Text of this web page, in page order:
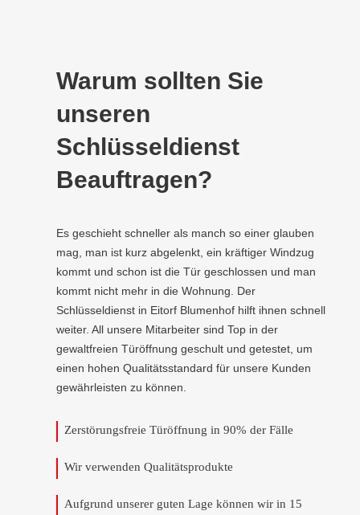
Warum sollten Sie
unseren
Schlüsseldienst
Beauftragen?
Es geschieht schneller als manch so einer glauben
mag, man ist kurz abgelenkt, ein kräftiger Windzug
kommt und schon ist die Tür geschlossen und man
kommt nicht mehr in die Wohnung. Der
Schlüsseldienst in Eitorf Blumenhof hilft ihnen schnell
weiter. All unsere Mitarbeiter sind Top in der
gewaltfreien Türöffnung geschult und getestet, um
einen hohen Qualitätsstandard für unsere Kunden
gewährleisten zu können.
Zerstörungsfreie Türöffnung in 90% der Fälle
Wir verwenden Qualitätsprodukte
Aufgrund unserer guten Lage können wir in 15